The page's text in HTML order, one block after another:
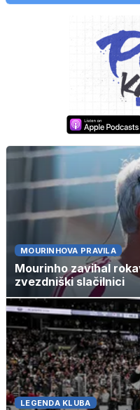
MOURINHOVA PRAVILA
Mourinho zavihal
zvezdniški slačilnici
LEGENDA KLUBA